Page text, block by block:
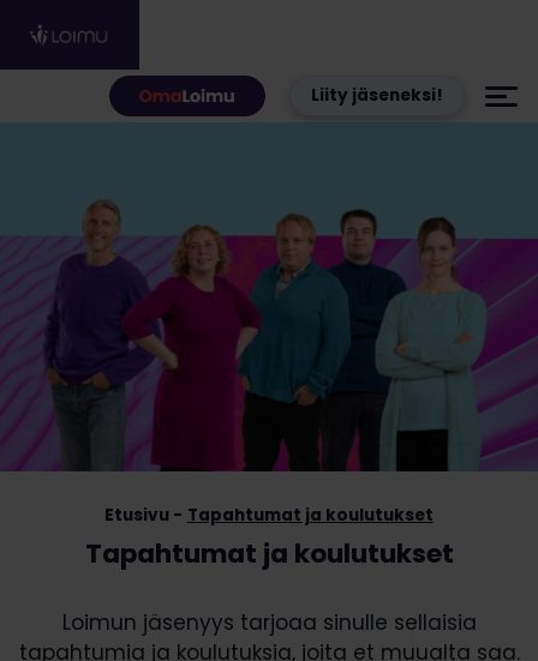
Liity jäseneksi!
Tapahtumat ja koulutukset
Etusivu Tapahtumat ja koulutukset
Loimun jäsenyys tarjoaa sinulle sellaisia
tapahtumia ja koulutuksia, joita et muualta saa.